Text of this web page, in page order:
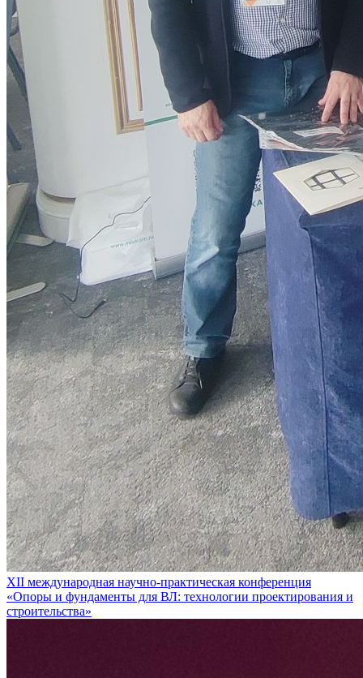
XII международная научно-практическая конференция
«Опоры и фундаменты для ВЛ: технологии проектирования и
строительства»